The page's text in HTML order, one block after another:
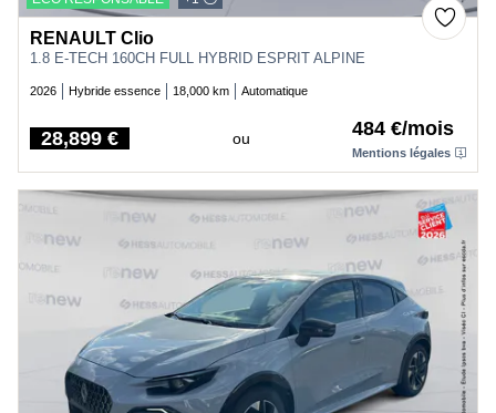
RENAULT Clio
1.8 E-TECH 160CH FULL HYBRID ESPRIT ALPINE
2026 Hybride essence 18,000 km Automatique
Price
28,899 € ou 484 €/mois
Mentions légales